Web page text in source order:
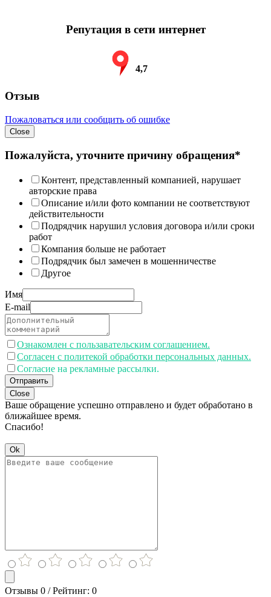
Репутация в сети интернет
4,7
Отзыв
Пожаловаться или сообщить об ошибке
Close
Пожалуйста, уточните причину обращения*
Контент, представленный компанией, нарушает
авторские права
Описание и/или фото компании не соответствуют
действительности
Подрядчик нарушил условия договора и/или сроки
работ
Компания больше не работает
Подрядчик был замечен в мошенничестве
Другое
Имя
E-mail
Ознакомлен с пользавательским соглашением.
Согласен с политекой обработки персональных данных.
Согласие на рекламные рассылки.
Отправить
Close
Ваше обращение успешно отправлено и будет обработано в
ближайшее время.
Спасибо!
Ok
Отзывы 0 / Рейтинг: 0